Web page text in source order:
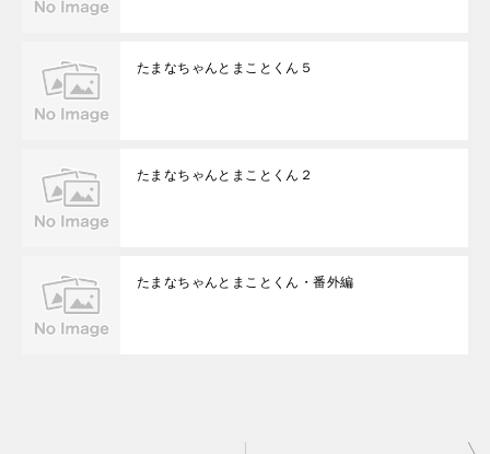
たまなちゃんとまことくん５
たまなちゃんとまことくん２
たまなちゃんとまことくん・番外編